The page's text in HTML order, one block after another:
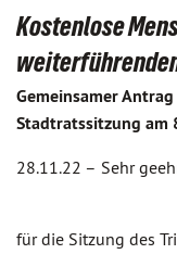
Kostenlose
Gemeinsamer
Stadtratssitzung am
28.11.22 – Sehr
für die Sitzung des